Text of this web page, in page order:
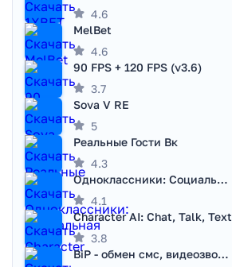
4.6
MelBet
4.6
90 FPS + 120 FPS (v3.6)
3.7
Sova V RE
5
Реальные Гости Вк
4.3
Одноклассники: Социальная сеть
4.1
Character AI: Chat, Talk, Text
3.8
BiP - обмен смс, видеозвонками